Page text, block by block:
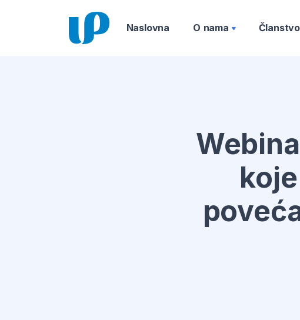
Naslovna O nama Članstvo